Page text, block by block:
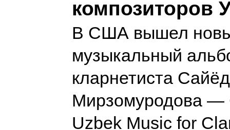
композиторов
В США вышел
музыкальный
кларнетиста
Мирзомуродова —
Uzbek Music for